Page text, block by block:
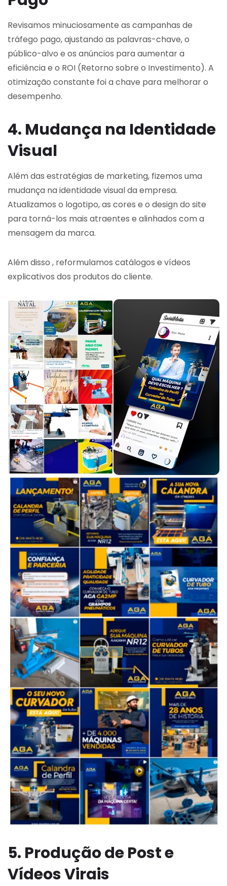
Revisamos minuciosamente as campanhas de
tráfego pago, ajustando as palavras-chave, o
público-alvo e os anúncios para aumentar a
eficiência e o ROI (Retorno sobre o Investimento). A
otimização constante foi a chave para melhorar o
desempenho.
4. Mudança na Identidade
Visual
Além das estratégias de marketing, fizemos uma
mudança na identidade visual da empresa.
Atualizamos o logotipo, as cores e o design do site
para torná-los mais atraentes e alinhados com a
mensagem da marca.
Além disso , reformulamos catálogos e vídeos
explicativos dos produtos do cliente.
5. Produção de Post e
Vídeos Virais